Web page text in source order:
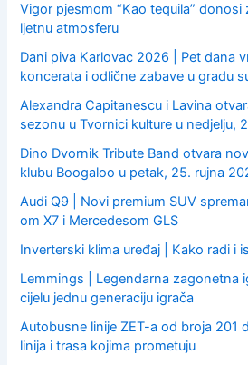
Vigor pjesmom “Kao tequila” donosi
ljetnu atmosferu
Dani piva Karlovac 2026 | Pet dana
koncerata i odlične zabave u gradu
Alexandra Capitanescu i Lavina
sezonu u Tvornici kulture u nedjelju,
Dino Dvornik Tribute Band otvara
klubu Boogaloo u petak, 25. rujna
Audi Q9 | Novi premium SUV
om X7 i Mercedesom GLS
Inverterski klima uređaj | Kako radi i
Lemmings | Legendarna zagonetna
cijelu jednu generaciju igrača
Autobusne linije ZET-a od broja 201
linija i trasa kojima prometuju